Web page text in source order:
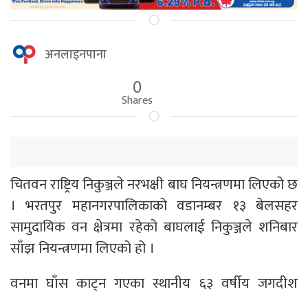
अनलाइनपाना
0
Shares
चितवन राष्ट्रिय निकुञ्जले नरभक्षी बाघ नियन्त्रणमा लिएको छ
। भरतपुर महानगरपालिकाको वडानम्बर १३ बेलसहर
सामुदायिक वन क्षेत्रमा रहेको बाघलाई निकुञ्जले शनिबार
साँझ नियन्त्रणमा लिएको हो ।
वनमा घाँस काट्न गएका स्थानीय ६३ वर्षीय जगदीश